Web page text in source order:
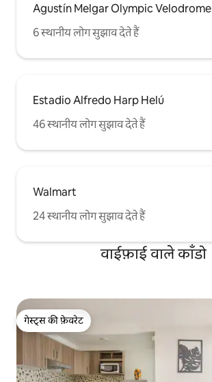
Agustín Melgar Olympic Velodrome
6 स्थानीय लोग सुझाव देते हैं
Estadio Alfredo Harp Helú
46 स्थानीय लोग सुझाव देते हैं
Walmart
24 स्थानीय लोग सुझाव देते हैं
वाईफ़ाई वाले काँडो
गेस्ट्स की फ़ेवरेट
गेस्ट्स की फ़ेवरेट